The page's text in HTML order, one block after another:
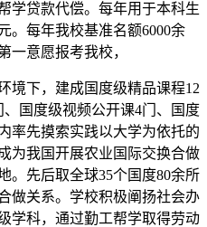
贷款代偿。每年用于本科生
。每年我校基准名额6000余
意愿报考我校，
下，建成国度级精品课程12
国度级视频公开课4门、国度
率先摸索实践以大学为依托的
为我国开展农业国际交换合做
。先后取全球35个国度80余所
做关系。学校积极阐扬社会办
学科，通过勤工帮学取得劳动